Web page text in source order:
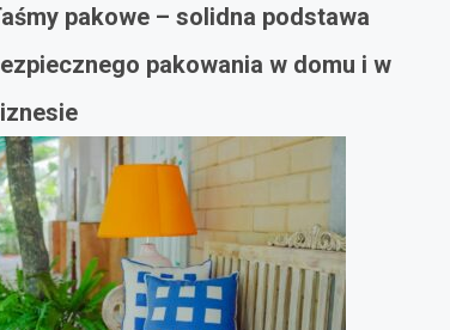
pakowe – solidna podstawa
pakowania w domu i w